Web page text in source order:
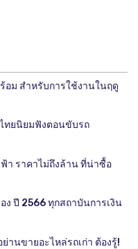
อม สำหรับการใช้งานในฤดู
ทยนิยมฟังตอนขับรถ
า ราคาไม่ถึงล้าน ที่น่าซื้อ
ง ปี 2566 ทุกสถาบันการเงิน
านขายอะไหล่รถเก่า ต้องรู้!